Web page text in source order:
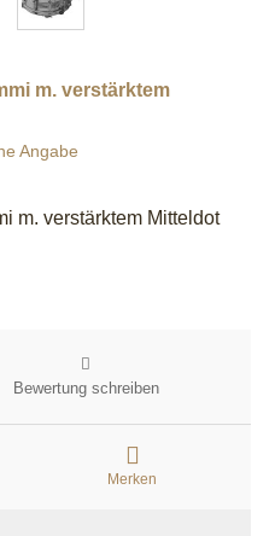
m. verstärktem
Angabe
m. verstärktem Mitteldot
Bewertung schreiben
Merken